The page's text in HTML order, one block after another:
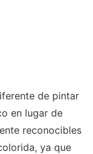
de pintar
en lugar de
reconocibles
ya que